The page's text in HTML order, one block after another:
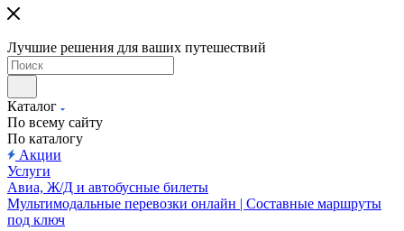
Лучшие решения для ваших путешествий
Каталог
По всему сайту
По каталогу
Акции
Услуги
Авиа, Ж/Д и автобусные билеты
Мультимодальные перевозки онлайн | Составные маршруты
под ключ